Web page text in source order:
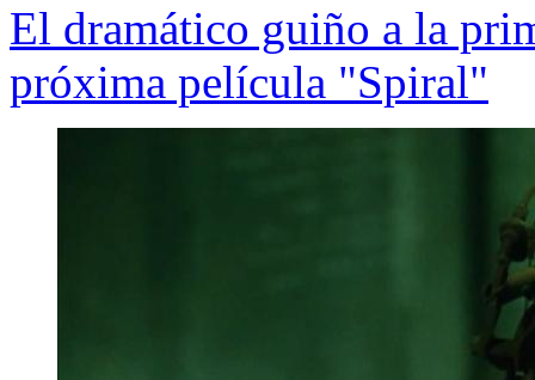
El dramático guiño a la
próxima película "Spiral"